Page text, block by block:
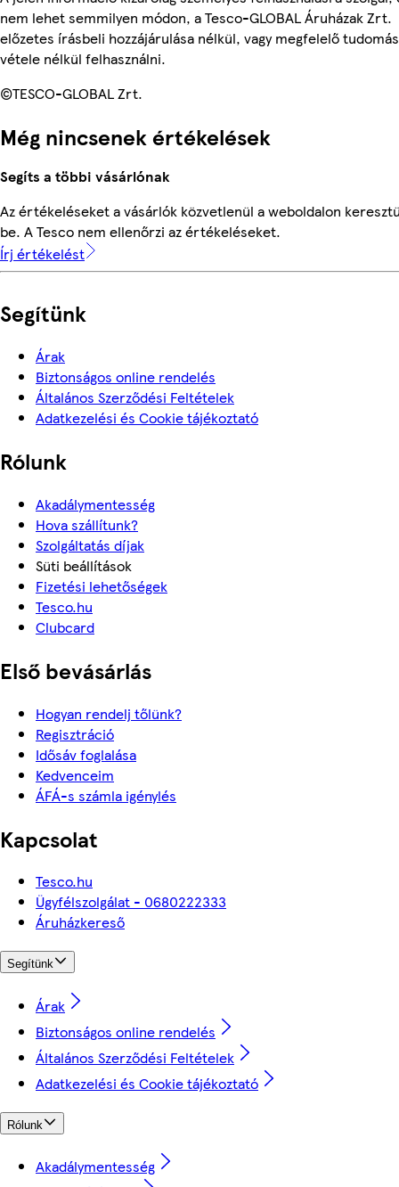
nem lehet semmilyen módon, a Tesco-GLOBAL Áruházak Zrt.
előzetes írásbeli hozzájárulása nélkül, vagy megfelelő
vétele nélkül felhasználni.
©TESCO-GLOBAL Zrt.
Még nincsenek értékelések
Segíts a többi vásárlónak
Az értékeléseket a vásárlók közvetlenül a weboldalon
be. A Tesco nem ellenőrzi az értékeléseket.
Írj értékelést
Segítünk
Árak
Biztonságos online rendelés
Általános Szerződési Feltételek
Adatkezelési és Cookie tájékoztató
Rólunk
Akadálymentesség
Hova szállítunk?
Szolgáltatás díjak
Süti beállítások
Fizetési lehetőségek
Tesco.hu
Clubcard
Első bevásárlás
Hogyan rendelj tőlünk?
Regisztráció
Idősáv foglalása
Kedvenceim
ÁFÁ-s számla igénylés
Kapcsolat
Tesco.hu
Ügyfélszolgálat - 0680222333
Áruházkereső
Segítünk
Árak
Biztonságos online rendelés
Általános Szerződési Feltételek
Adatkezelési és Cookie tájékoztató
Rólunk
Akadálymentesség